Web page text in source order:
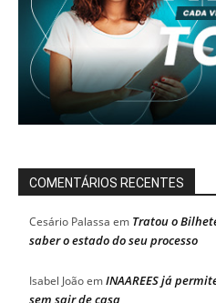
COMENTÁRIOS RECENTES
Cesário Palassa em Tratou o
saber o estado do seu processo
Isabel JoãoemINAAREES já
sem sair de casa